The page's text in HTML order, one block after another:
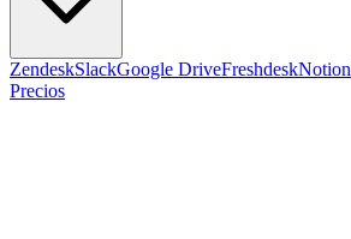
ZendeskSlackGoogle DriveFreshdeskNotion
Precios